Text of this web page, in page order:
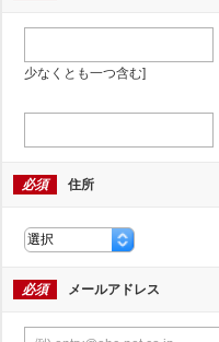
少なくとも一つ含む]
必須 住所
必須 メールアドレス